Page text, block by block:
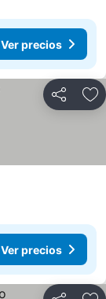
Ver precios
Compartir
Ver precios